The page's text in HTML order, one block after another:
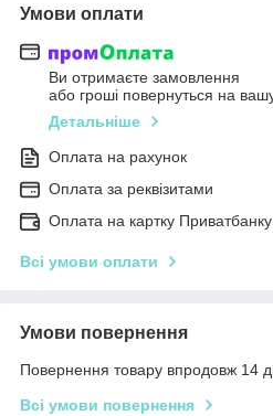
Умови оплати
Ви отримаєте замовлення
або гроші повернуться на
Детальніше
Оплата на рахунок
Оплата за реквізитами
Оплата на картку Приватбанку
Всі умови оплати
Умови повернення
Повернення товару впродовж 14
Всі умови повернення